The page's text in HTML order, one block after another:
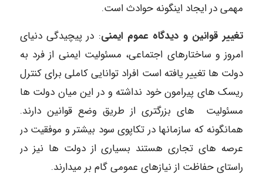
مهمی در ایجاد اینگونه حوادث است.
تغییر قوانین و دیدگاه عموم ایمنی: در پیچیدگی دنیای
امروز و ساختارهای اجتماعی، مسئولیت ایمنی از فرد به
دولت ها تغییر یافته است افراد توانایی کاملی برای کنترل
ریسک های پیرامون خود نداشته و در این میان دولت ها
مسئولیت های بزرگتری از طریق وضع قوانین دارند.
همانگونه که سازمانها در تکاپوی سود بیشتر و موفقیت در
عرصه های تجاری هستند بسیاری از دولت ها نیز در
راستای حفاظت از نیازهای عمومی گام بر میدارند.